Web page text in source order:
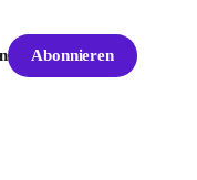
Abonnieren